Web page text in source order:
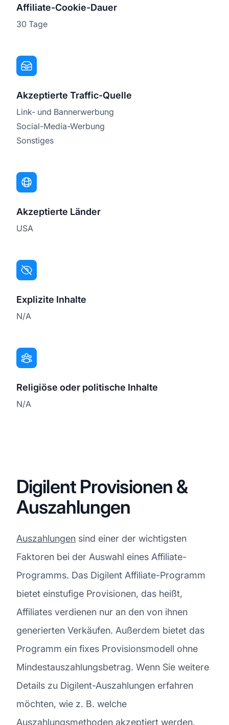
Affiliate-Cookie-Dauer
30 Tage
Akzeptierte Traffic-Quelle
Link- und Bannerwerbung
Social-Media-Werbung
Sonstiges
Akzeptierte Länder
USA
Explizite Inhalte
N/A
Religiöse oder politische Inhalte
N/A
Digilent Provisionen &
Auszahlungen
Auszahlungen sind einer der wichtigsten
Faktoren bei der Auswahl eines Affiliate-
Programms. Das Digilent Affiliate-Programm
bietet einstufige Provisionen, das heißt,
Affiliates verdienen nur an den von ihnen
generierten Verkäufen. Außerdem bietet das
Programm ein fixes Provisionsmodell ohne
Mindestauszahlungsbetrag. Wenn Sie weitere
Details zu Digilent-Auszahlungen erfahren
möchten, wie z. B. welche
Auszahlungsmethoden akzeptiert werden,